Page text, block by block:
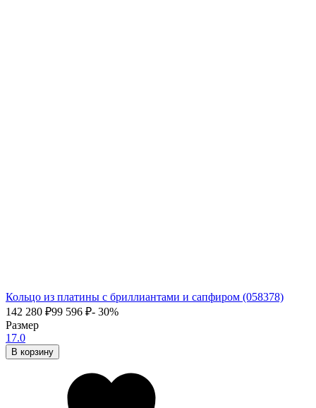
Кольцо из платины с бриллиантами и сапфиром (058378)
142 280 ₽99 596 ₽- 30%
Размер
17.0
В корзину